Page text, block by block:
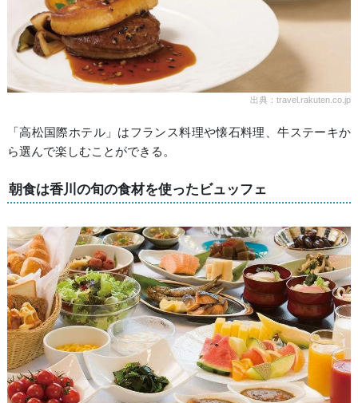
出典：travel.rakuten.co.jp
「高松国際ホテル」はフランス料理や懐石料理、牛ステーキか
ら選んで楽しむことができる。
朝食は香川の旬の食材を使ったビュッフェ